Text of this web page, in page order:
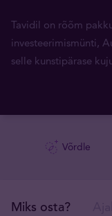
Tavidil on rõõm
investeerimismünti,
selle kunstipärase
Võrdle
Miks osta?